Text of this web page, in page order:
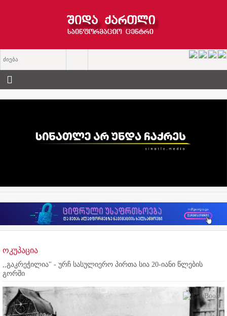
ოკუპაცია
,,გაკრეჭილია" - ურჩ სასულიერო პირთა სია 20-იანი წლების
გორში